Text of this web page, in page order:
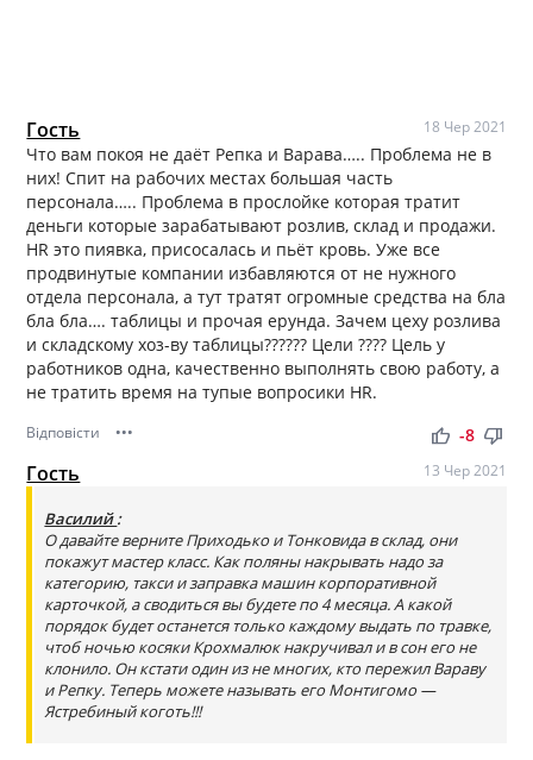
Гость 18 Чер 2021
Что вам покоя не даёт Репка и Варава….. Проблема не в
них! Спит на рабочих местах большая часть
персонала….. Проблема в прослойке которая тратит
деньги которые зарабатывают розлив, склад и продажи.
HR это пиявка, присосалась и пьёт кровь. Уже все
продвинутые компании избавляются от не нужного
отдела персонала, а тут тратят огромные средства на бла
бла бла…. таблицы и прочая ерунда. Зачем цеху розлива
и складскому хоз-ву таблицы?????? Цели ???? Цель у
работников одна, качественно выполнять свою работу, а
не тратить время на тупые вопросики HR.
Відповісти ••• thumb_up thumb_down
-8
Гость 13 Чер 2021
Василий:
О давайте верните Приходько и Тонковида в склад, они
покажут мастер класс. Как поляны накрывать надо за
категорию, такси и заправка машин корпоративной
карточкой, а сводиться вы будете по 4 месяца. А какой
порядок будет останется только каждому выдать по травке,
чтоб ночью косяки Крохмалюк накручивал и в сон его не
клонило. Он кстати один из не многих, кто пережил Вараву
и Репку. Теперь можете называть его Монтигомо —
Ястребиный коготь!!!